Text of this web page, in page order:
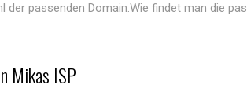
passenden Domain.Wie findet man die
Mikas ISP